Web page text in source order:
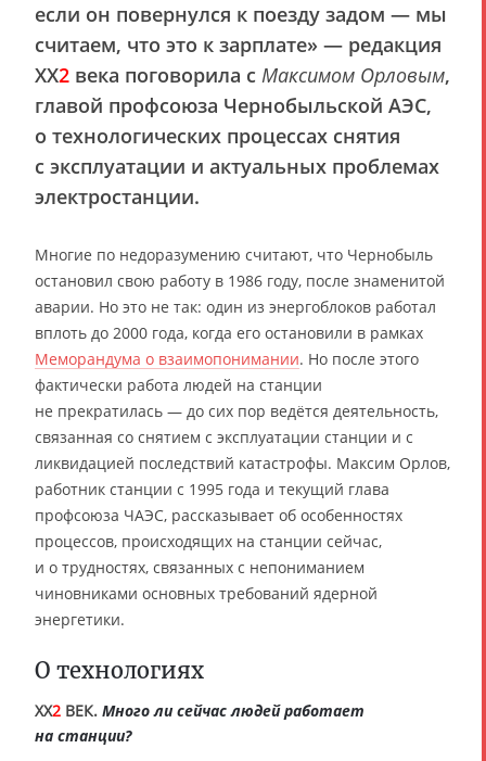
если он повернулся к поезду задом — мы
считаем, что это к зарплате» — редакция
XX2 века поговорила с Максимом Орловым,
главой профсоюза Чернобыльской АЭС,
о технологических процессах снятия
с эксплуатации и актуальных проблемах
электростанции.
Многие по недоразумению считают, что Чернобыль
остановил свою работу в 1986 году, после знаменитой
аварии. Но это не так: один из энергоблоков работал
вплоть до 2000 года, когда его остановили в рамках
Меморандума о взаимопонимании. Но после этого
фактически работа людей на станции
не прекратилась — до сих пор ведётся деятельность,
связанная со снятием с эксплуатации станции и с
ликвидацией последствий катастрофы. Максим Орлов,
работник станции с 1995 года и текущий глава
профсоюза ЧАЭС, рассказывает об особенностях
процессов, происходящих на станции сейчас,
и о трудностях, связанных с непониманием
чиновниками основных требований ядерной
энергетики.
О технологиях
XX2 ВЕК. Много ли сейчас людей работает
на станции?